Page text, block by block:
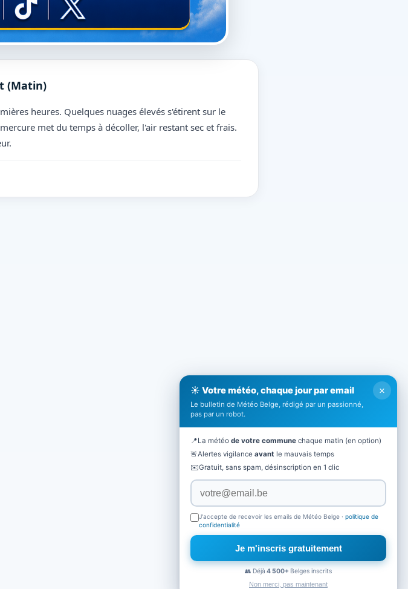
(Matin)
heures. Quelques nuages élevés s'étirent sur le
met du temps à décoller, l'air restant sec et frais.
×
☀️ Votre météo, chaque jour par email
Le bulletin de Météo Belge, rédigé par un passionné,
pas par un robot.
📍La météo de votre commune chaque matin (en option)
🚨Alertes vigilance avant le mauvais temps
✉️Gratuit, sans spam, désinscription en 1 clic
J'accepte de recevoir les emails de Météo Belge · politique de
confidentialité
Je m'inscris gratuitement
👥 Déjà 4 500+ Belges inscrits
Non merci, pas maintenant